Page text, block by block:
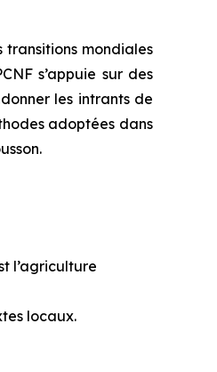
transitions mondiales
s’appuie sur des
les intrants de
adoptées dans
l’agriculture
locaux.